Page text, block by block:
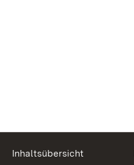
Inhaltsübersicht